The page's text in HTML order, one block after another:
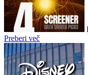
Preberi več